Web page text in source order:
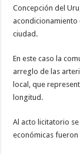
Concepción del
acondicionamiento
ciudad.
En este caso la
arreglo de las
local, que
longitud.
Al acto licitatorio
económicas fueron